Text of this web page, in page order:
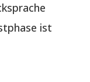
ist